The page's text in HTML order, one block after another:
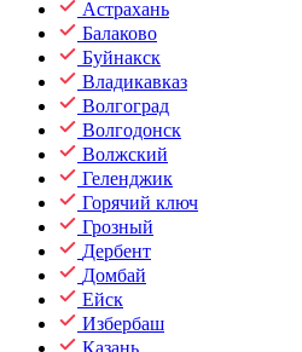
Астрахань
Балаково
Буйнакск
Владикавказ
Волгоград
Волгодонск
Волжский
Геленджик
Горячий ключ
Грозный
Дербент
Домбай
Ейск
Избербаш
Казань